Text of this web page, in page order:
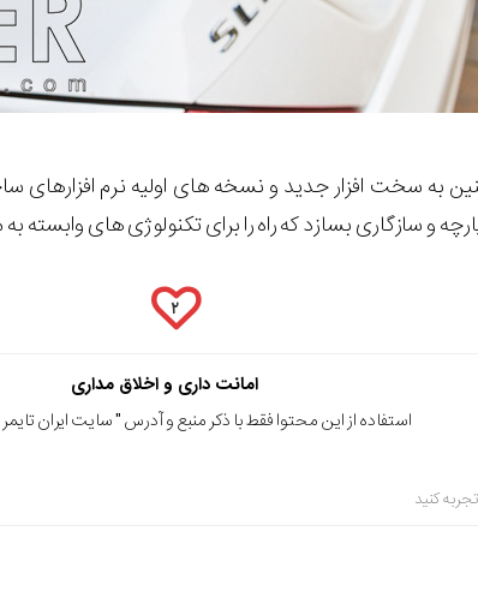
به سخت افزار جدید و نسخه های اولیه نرم
و سازگاری بسازد که راه را برای تکنولوژی های وابسته
۲
امانت داری و اخلاق مداری
استفاده از این محتوا فقط با ذکر منبع و آدرس "سایت ایران تایمر
کنید